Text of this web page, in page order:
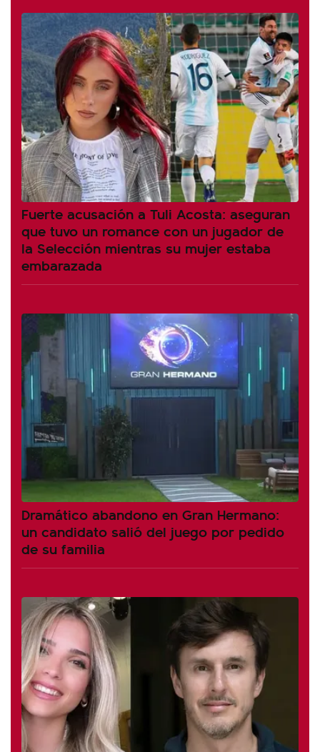
Fuerte acusación a Tuli Acosta: aseguran
que tuvo un romance con un jugador de
la Selección mientras su mujer estaba
embarazada
Dramático abandono en Gran Hermano:
un candidato salió del juego por pedido
de su familia